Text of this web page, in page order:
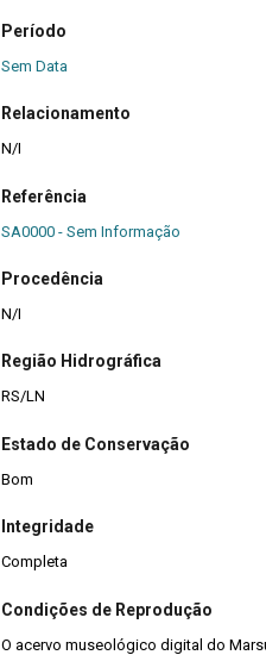
Período
Sem Data
Relacionamento
N/I
Referência
SA0000 - Sem Informação
Procedência
N/I
Região Hidrográfica
RS/LN
Estado de Conservação
Bom
Integridade
Completa
Condições de Reprodução
O acervo museológico digital do